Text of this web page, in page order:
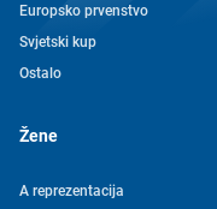
Europsko prvenstvo
Svjetski kup
Ostalo
Žene
A reprezentacija